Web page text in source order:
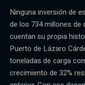
Ninguna inversión de
de los 734 millones de
cuentan su propia
Puerto de Lázaro
toneladas de carga
crecimiento de 32%